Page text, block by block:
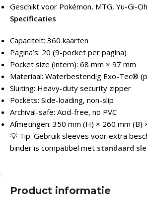
Geschikt voor Pokémon, MTG, Yu-Gi-
Specificaties
Capaciteit: 360 kaarten
Pagina’s: 20 (9-pocket per pagina)
Pocket size (intern): 68 mm × 97 mm
Materiaal: Waterbestendig Exo-Tec®
Sluiting: Heavy-duty security zipper
Pockets: Side-loading, non-slip
Archival-safe: Acid-free, no PVC
Afmetingen: 350 mm (H) × 260 mm (B)
💡 Tip: Gebruik sleeves voor extra
binder is compatibel met standaard
Product informatie